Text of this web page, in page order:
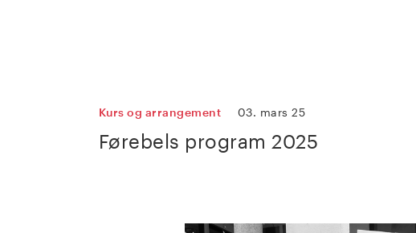
Kurs og arrangement 03. mars 25
Førebels program 2025